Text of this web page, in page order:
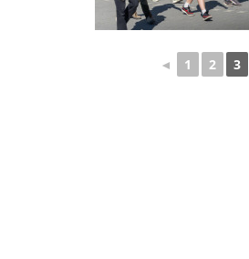
◄ 1 2 3